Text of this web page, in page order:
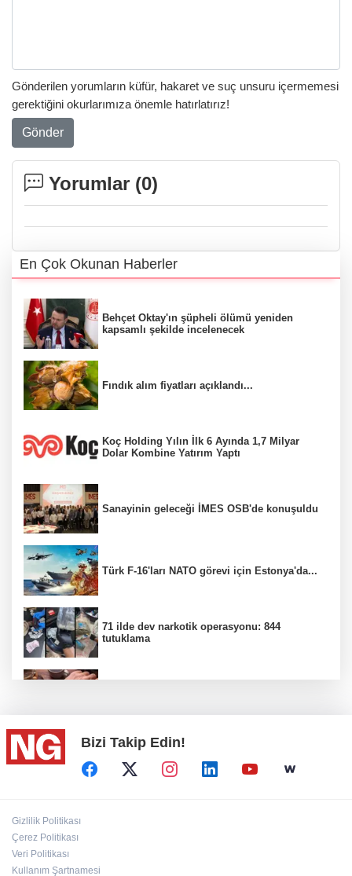
Gönderilen yorumların küfür, hakaret ve suç unsuru içermemesi
gerektiğini okurlarımıza önemle hatırlatırız!
Gönder
Yorumlar (0)
En Çok Okunan Haberler
Behçet Oktay'ın şüpheli ölümü yeniden
kapsamlı şekilde incelenecek
Fındık alım fiyatları açıklandı...
Koç Holding Yılın İlk 6 Ayında 1,7 Milyar
Dolar Kombine Yatırım Yaptı
Sanayinin geleceği İMES OSB'de konuşuldu
Türk F-16'ları NATO görevi için Estonya'da...
71 ilde dev narkotik operasyonu: 844
tutuklama
Bizi Takip Edin!
Gizlilik Politikası
Çerez Politikası
Veri Politikası
Kullanım Şartnamesi